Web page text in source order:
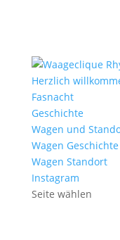
Herzlich
Fasnacht
Geschichte
Wagen und
Wagen Geschichte
Wagen Standort
Instagram
Seite wählen